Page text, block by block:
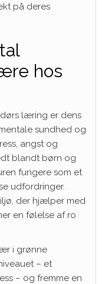
på deres
hos
læring er dens
sundhed og
angst og
blandt børn og
fungere som et
udfordringer.
der hjælper med
en følelse af ro
i grønne
– et
– og fremme en